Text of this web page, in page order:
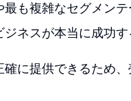
も複雑なセグメン
ネスが本当に成功す
に提供できるため